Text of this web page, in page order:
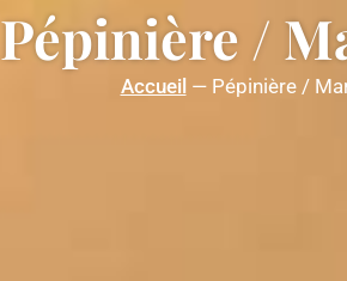
Pépinière /
Accueil — Pépinière /